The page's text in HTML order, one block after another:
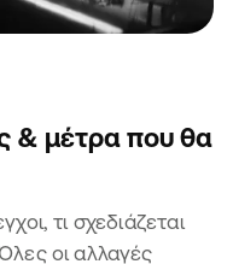
& μέτρα που θα
τι σχεδιάζεται
οι αλλαγές